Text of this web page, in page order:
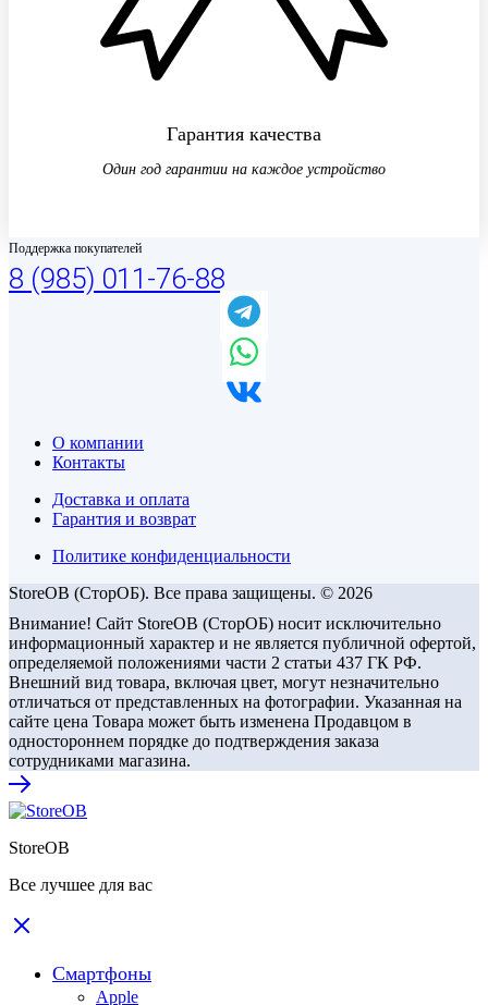
Гарантия качества
Один год гарантии на каждое устройство
Поддержка покупателей
8 (985) 011-76-88
О компании
Контакты
Доставка и оплата
Гарантия и возврат
Политике конфиденциальности
StoreOB (CторОБ). Все права защищены. © 2026
Внимание! Сайт StoreOB (СторОБ) носит исключительно
информационный характер и не является публичной офертой,
определяемой положениями части 2 статьи 437 ГК РФ.
Внешний вид товара, включая цвет, могут незначительно
отличаться от представленных на фотографии. Указанная на
сайте цена Товара может быть изменена Продавцом в
одностороннем порядке до подтверждения заказа
сотрудниками магазина.
StoreOB
Все лучшее для вас
Смартфоны
Apple